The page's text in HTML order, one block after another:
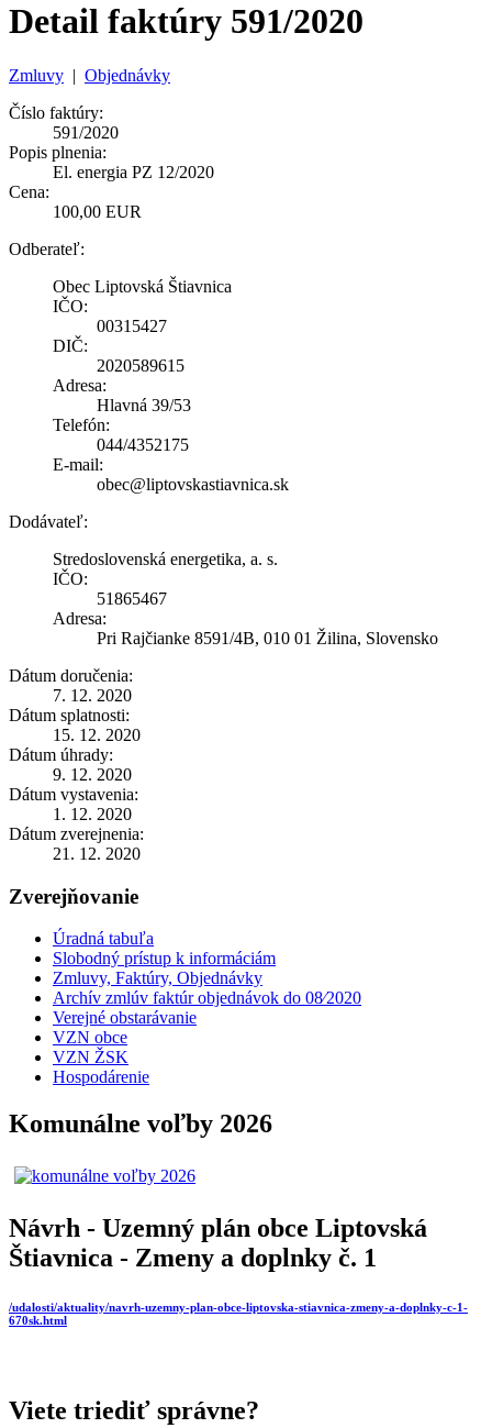
Detail faktúry 591/2020
Zmluvy | Objednávky
Číslo faktúry:
591/2020
Popis plnenia:
El. energia PZ 12/2020
Cena:
100,00 EUR
Odberateľ:
Obec Liptovská Štiavnica
IČO:
00315427
DIČ:
2020589615
Adresa:
Hlavná 39/53
Telefón:
044/4352175
E-mail:
obec@liptovskastiavnica.sk
Dodávateľ:
Stredoslovenská energetika, a. s.
IČO:
51865467
Adresa:
Pri Rajčianke 8591/4B, 010 01 Žilina, Slovensko
Dátum doručenia:
7. 12. 2020
Dátum splatnosti:
15. 12. 2020
Dátum úhrady:
9. 12. 2020
Dátum vystavenia:
1. 12. 2020
Dátum zverejnenia:
21. 12. 2020
Zverejňovanie
Úradná tabuľa
Slobodný prístup k informáciám
Zmluvy, Faktúry, Objednávky
Archív zmlúv faktúr objednávok do 08⁄2020
Verejné obstarávanie
VZN obce
VZN ŽSK
Hospodárenie
Komunálne voľby 2026
Návrh - Uzemný plán obce Liptovská
Štiavnica - Zmeny a doplnky č. 1
/udalosti/aktuality/navrh-uzemny-plan-obce-liptovska-stiavnica-zmeny-a-doplnky-c-1-
670sk.html
Viete triediť správne?